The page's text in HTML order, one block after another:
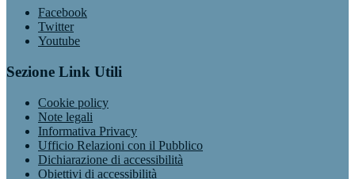
Facebook
Twitter
Youtube
Sezione Link Utili
Cookie policy
Note legali
Informativa Privacy
Ufficio Relazioni con il Pubblico
Dichiarazione di accessibilità
Obiettivi di accessibilità